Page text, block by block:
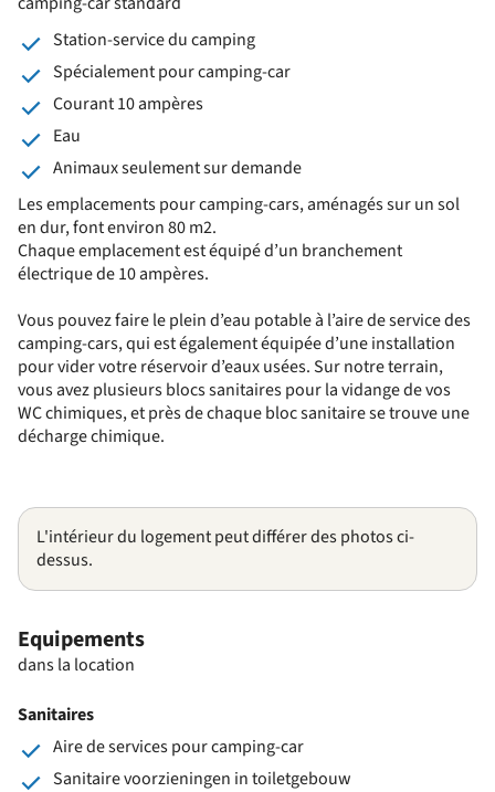
Station-service du camping
Spécialement pour camping-car
Courant 10 ampères
Eau
Animaux seulement sur demande
Les emplacements pour camping-cars, aménagés sur un sol
en dur, font environ 80 m2.
Chaque emplacement est équipé d’un branchement
électrique de 10 ampères.
Vous pouvez faire le plein d’eau potable à l’aire de service des
camping-cars, qui est également équipée d’une installation
pour vider votre réservoir d’eaux usées. Sur notre terrain,
vous avez plusieurs blocs sanitaires pour la vidange de vos
WC chimiques, et près de chaque bloc sanitaire se trouve une
décharge chimique.
L'intérieur du logement peut différer des photos ci-
dessus.
Equipements
dans la location
Sanitaires
Aire de services pour camping-car
Sanitaire voorzieningen in toiletgebouw